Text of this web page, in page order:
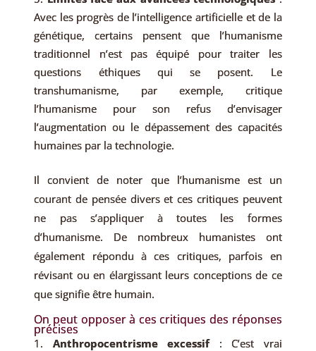
Avec les progrès de l’intelligence artificielle et de la
génétique, certains pensent que l’humanisme
traditionnel n’est pas équipé pour traiter les
questions éthiques qui se posent. Le
transhumanisme, par exemple, critique
l’humanisme pour son refus d’envisager
l’augmentation ou le dépassement des capacités
humaines par la technologie.
Il convient de noter que l’humanisme est un
courant de pensée divers et ces critiques peuvent
ne pas s’appliquer à toutes les formes
d’humanisme. De nombreux humanistes ont
également répondu à ces critiques, parfois en
révisant ou en élargissant leurs conceptions de ce
que signifie être humain.
On peut opposer à ces critiques des réponses
précises
Anthropocentrisme excessif: C’est vrai